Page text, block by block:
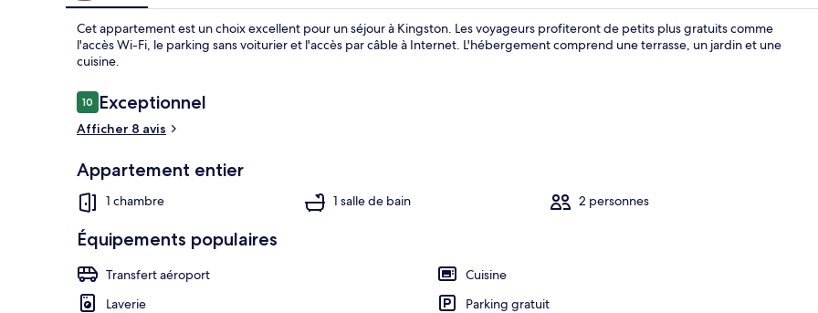
Cet appartement est un choix excellent pour un séjour à Kingston. Les voyageurs profiteront de petits plus gratuits comme
l'accès Wi-Fi, le parking sans voiturier et l'accès par câble à Internet. L'hébergement comprend une terrasse, un jardin et une
cuisine.
Avis
voyageurs
1010 sur 10
Exceptionnel
Afficher 8 avis
Appartement entier
1 chambre 1 salle de bain 2 personnes
Équipements populaires
Transfert aéroport
Cuisine
Laverie
Parking gratuit